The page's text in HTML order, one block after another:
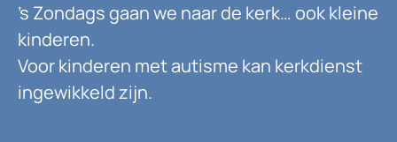
’s Zondags gaan we naar de kerk… ook kleine
kinderen.
Voor kinderen met autisme kan kerkdienst
ingewikkeld zijn.